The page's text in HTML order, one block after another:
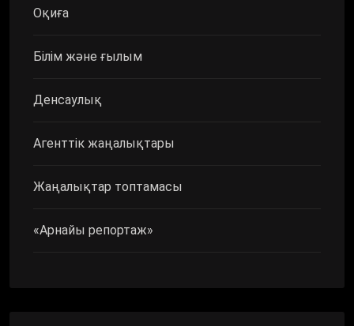
Оқиға
Білім және ғылым
Денсаулық
Агенттік жаңалықтары
Жаңалықтар топтамасы
«Арнайы репортаж»